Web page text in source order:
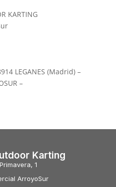
KARTING
LEGANES (Madrid) –
–
Karting
1
ArroyoSur